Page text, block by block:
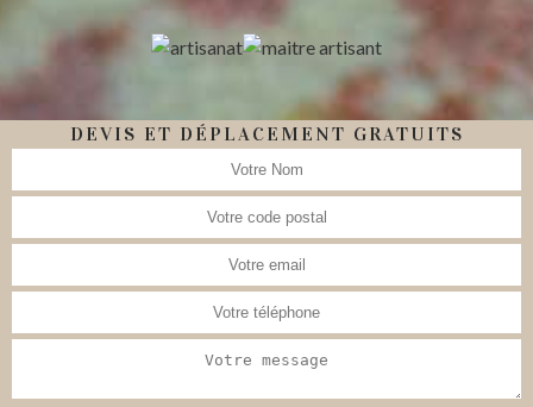
DEVIS ET DÉPLACEMENT GRATUITS